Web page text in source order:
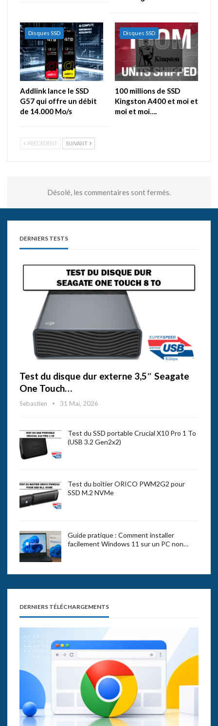
Disques SSD
Addlink lance le SSD
G57 qui offre un débit
de 14.000 Mo/s
Disques SSD
100 millions de SSD
Kingston A400 et moi et
moi et moi….
PRÉCÉDENT SUIVANT
Désolé, les commentaires sont fermés.
DERNIERS TESTS
Test du disque dur externe 3,5″ Seagate
One Touch…
Sebastien 31 Mai, 2026
Test du SSD portable Crucial X10 Pro 1 To
(USB 3.2 Gen2x2)
Test du boîtier ORICO PWM2G2 pour
SSD M.2 NVMe
Guide pratique : Comment installer
facilement Windows 11 sur un PC non…
DERNIERS TÉLÉCHARGEMENTS